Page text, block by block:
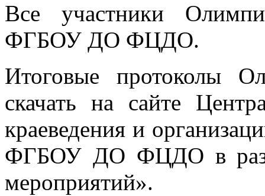
Все участники
ФГБОУ ДО ФЦДО.
Итоговые протоколы
скачать на сайте
краеведения и
ФГБОУ ДО ФЦДО в
мероприятий».